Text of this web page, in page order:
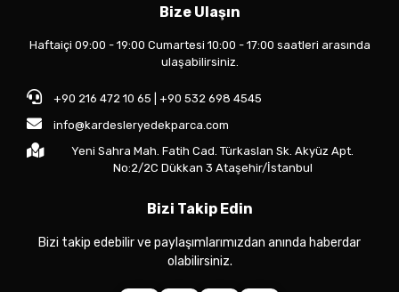
Bize Ulaşın
Haftaiçi 09:00 - 19:00 Cumartesi 10:00 - 17:00 saatleri arasında
ulaşabilirsiniz.
+90 216 472 10 65 | +90 532 698 4545
info@kardesleryedekparca.com
Yeni Sahra Mah. Fatih Cad. Türkaslan Sk. Akyüz Apt.
No:2/2C Dükkan 3 Ataşehir/İstanbul
Bizi Takip Edin
Bizi takip edebilir ve paylaşımlarımızdan anında haberdar
olabilirsiniz.